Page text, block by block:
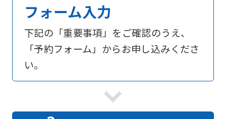
フォーム入力
下記の「重要事項」をご確認のうえ、
「予約フォーム」からお申し込みくださ
い。